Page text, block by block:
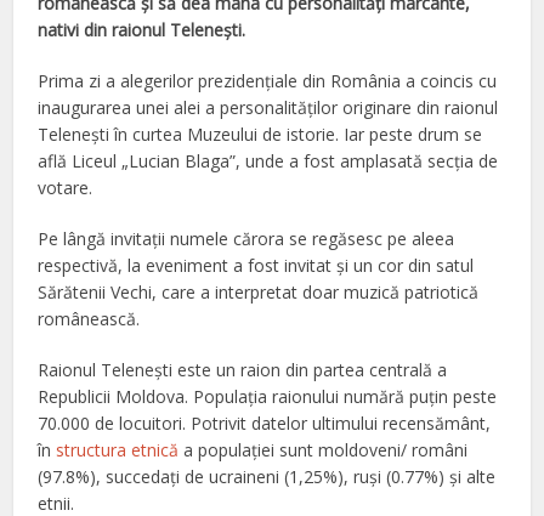
nativi din raionul Teleneşti.
Prima zi a alegerilor prezidenţiale din România a coincis cu
inaugurarea unei alei a personalităţilor originare din raionul
Teleneşti în curtea Muzeului de istorie. Iar peste drum se
află Liceul „Lucian Blaga”, unde a fost amplasată secţia de
votare.
Pe lângă invitaţii numele cărora se regăsesc pe aleea
respectivă, la eveniment a fost invitat şi un cor din satul
Sărătenii Vechi, care a interpretat doar muzică patriotică
românească.
Raionul Telenești este un raion din partea centrală a
Republicii Moldova. Populaţia raionului numără puţin peste
70.000 de locuitori. Potrivit datelor ultimului recensământ,
în structura etnică a populației sunt moldoveni/ români
(97.8%), succedați de ucraineni (1,25%), ruși (0.77%) și alte
etnii.